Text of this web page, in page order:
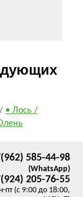
/ • Лось /
585-44-98
(WhatsApp)
205-76-55
пт (с 9:00 до 18:00,